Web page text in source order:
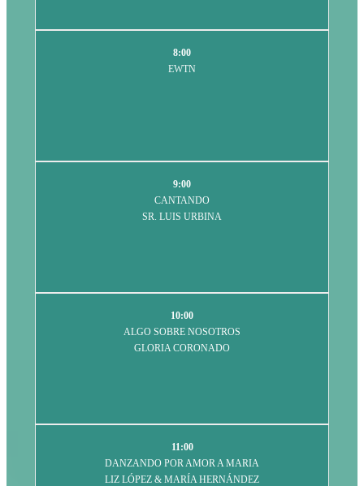
8:00
EWTN
9:00
CANTANDO
SR. LUIS URBINA
10:00
ALGO SOBRE NOSOTROS
GLORIA CORONADO
11:00
DANZANDO POR AMOR A MARIA
LIZ LÓPEZ & MARÍA HERNÁNDEZ